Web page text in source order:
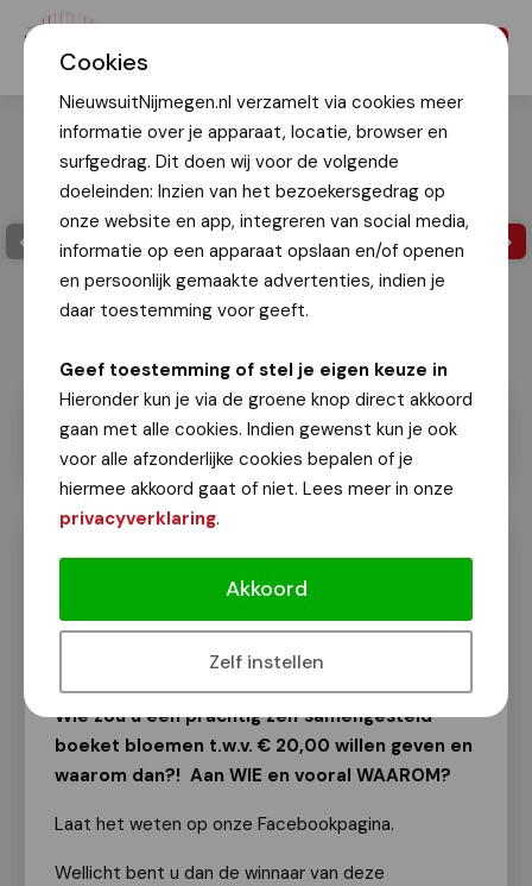
Cookies
NieuwsuitNijmegen.nl verzamelt via cookies meer
informatie over je apparaat, locatie, browser en
surfgedrag. Dit doen wij voor de volgende
doeleinden: Inzien van het bezoekersgedrag op
onze website en app, integreren van social media,
informatie op een apparaat opslaan en/of openen
en persoonlijk gemaakte advertenties, indien je
daar toestemming voor geeft.
Geef toestemming of stel je eigen keuze in
Hieronder kun je via de groene knop direct akkoord
gaan met alle cookies. Indien gewenst kun je ook
voor alle afzonderlijke cookies bepalen of je
hiermee akkoord gaat of niet. Lees meer in onze
privacyverklaring.
Akkoord
Zelf instellen
Wie gun jij een prachtig boeket van
Decora Bloemdecoraties!
Van onze redactie
Wie zou u een prachtig zelf samengesteld
boeket bloemen t.w.v. € 20,00 willen geven en
waarom dan?! Aan WIE en vooral WAAROM?
Laat het weten op onze Facebookpagina.
Wellicht bent u dan de winnaar van deze